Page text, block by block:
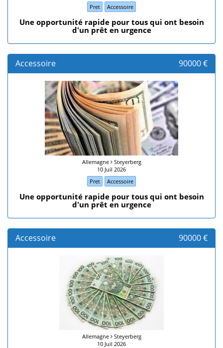
Pret
Accessoire
Une opportunité rapide pour tous qui ont besoin
d'un prêt en urgence
Accessoire 90000 €
Allemagne Steyerberg
10 Juil 2026
Pret
Accessoire
Une opportunité rapide pour tous qui ont besoin
d'un prêt en urgence
Accessoire 90000 €
Allemagne Steyerberg
10 Juil 2026